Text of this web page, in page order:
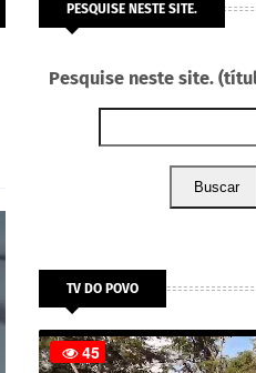
PESQUISE NESTE SITE.
Pesquise neste site.
Buscar
TV DO POVO